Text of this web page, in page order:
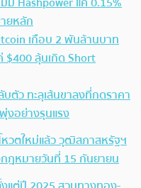
ยหลัก
เกือบ 2 พันล้านบาท
ลุ้นเกิด Short
ว ทะลุเส้นขาลงที่กดราคา
งอย่างรุนแรง
หวตใหม่แล้ว วุฒิสภาสหรัฐฯ
ฎหมายวันที่ 15 กันยายน